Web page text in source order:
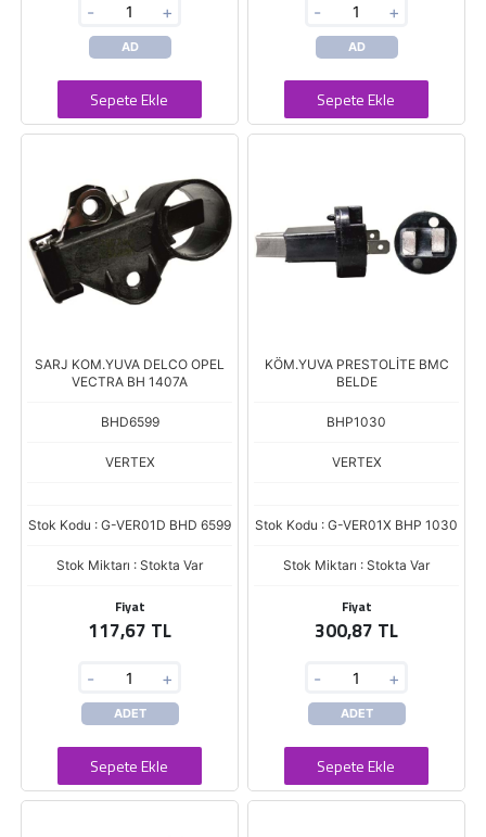
- +
AD
Sepete Ekle
- +
AD
Sepete Ekle
SARJ KOM.YUVA DELCO OPEL
VECTRA BH 1407A
BHD6599
VERTEX
Stok Kodu : G-VER01D BHD 6599
Stok Miktarı : Stokta Var
Fiyat
117,67 TL
- +
ADET
Sepete Ekle
KÖM.YUVA PRESTOLİTE BMC
BELDE
BHP1030
VERTEX
Stok Kodu : G-VER01X BHP 1030
Stok Miktarı : Stokta Var
Fiyat
300,87 TL
- +
ADET
Sepete Ekle